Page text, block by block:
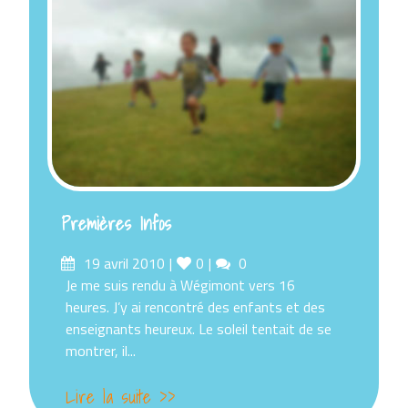
Premières Infos
Posted
on
19 avril 2010 Likes
0 Comments
0
Je me suis rendu à Wégimont vers 16
heures. J’y ai rencontré des enfants et des
enseignants heureux. Le soleil tentait de se
montrer, il...
Lire la suite >>